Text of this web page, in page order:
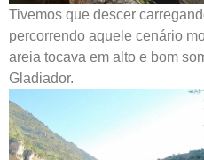
Tivemos que descer
percorrendo aquele cenário
areia tocava em alto e bom
Gladiador.